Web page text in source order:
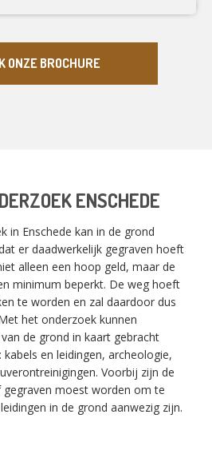
ONZE BROCHURE
ENSCHEDE
in Enschede kan in de grond
er daadwerkelijk gegraven hoeft
alleen een hoop geld, maar de
minimum beperkt. De weg hoeft
te worden en zal daardoor dus
het onderzoek kunnen
de grond in kaart gebracht
en leidingen, archeologie,
Voorbij zijn de
moest worden om te
in de grond aanwezig zijn.